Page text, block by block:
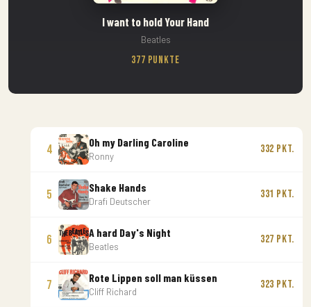
I want to hold Your Hand
Beatles
377 Punkte
4
Oh my Darling Caroline
Ronny
332 Pkt.
5
Shake Hands
Drafi Deutscher
331 Pkt.
6
A hard Day's Night
Beatles
327 Pkt.
7
Rote Lippen soll man küssen
Cliff Richard
323 Pkt.